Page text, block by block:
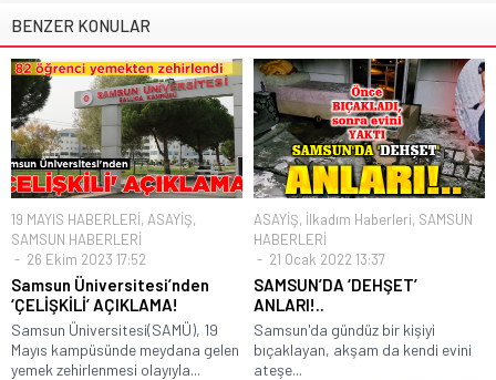
BENZER KONULAR
19 MAYIS HABERLERİ, ASAYİŞ,
SAMSUN HABERLERİ
26 Ekim 2023 17:52
Samsun Üniversitesi’nden
‘ÇELİŞKİLİ’ AÇIKLAMA!
Samsun Üniversitesi(SAMÜ), 19
Mayıs kampüsünde meydana gelen
yemek zehirlenmesi olayıyla...
ASAYİŞ, İlkadım Haberleri, SAMSUN
HABERLERİ
21 Ocak 2022 13:37
SAMSUN’DA ‘DEHŞET’
ANLARI!..
Samsun'da gündüz bir kişiyi
bıçaklayan, akşam da kendi evini
ateşe...